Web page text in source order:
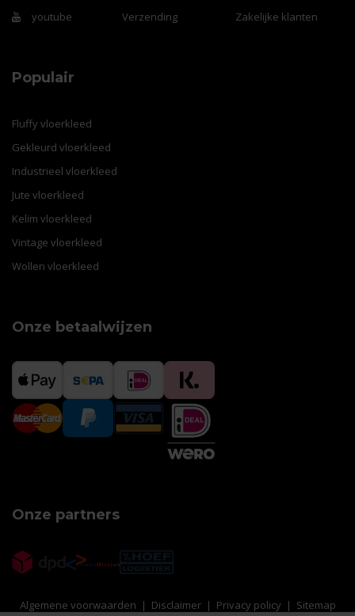
youtube
Verzending
Zakelijke klanten
Populair
Fluffy vloerkleed
Gekleurd vloerkleed
Industrieel vloerkleed
Jute vloerkleed
Kelim vloerkleed
Vintage vloerkleed
Wollen vloerkleed
Onze betaalwijzen
Onze partners
Algemene voorwaarden | Disclaimer| Privacy policy | Sitemap